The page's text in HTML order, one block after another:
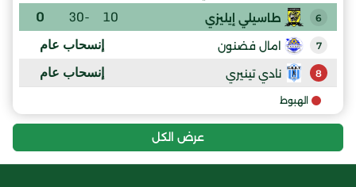
6 طاسيلي إيليزي 10
-30
0
7 امال فضنون إنسحاب عام
8 نادي تينيري إنسحاب عام
الهبوط
عرض الكل